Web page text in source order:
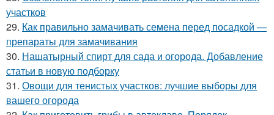
участков
29. Как правильно замачивать семена перед посадкой —
препараты для замачивания
30. Нашатырный спирт для сада и огорода. Добавление
статьи в новую подборку
31. Овощи для тенистых участков: лучшие выборы для
вашего огорода